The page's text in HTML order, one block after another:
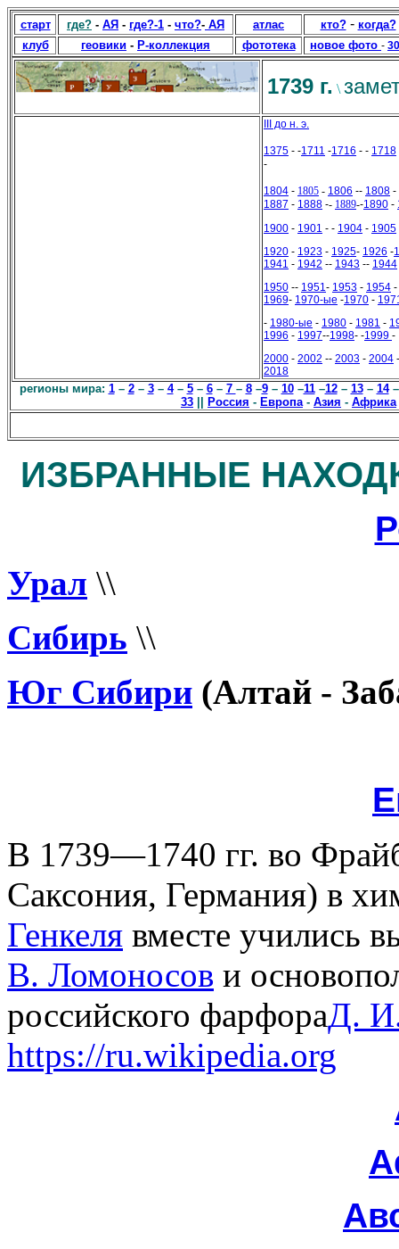
старт где? - АЯ - где?-1 - что?- АЯ атлас кто?- когда?
клуб
геовики - Р-коллекция фототека новое фото -
1739 г. \
III до н. э.
1375 - -1711 -1716 - - 1718
-
1804 - 1805 - 1806 -- 1808 -
1887 - 1888 -- 1889--1890 -
1900 - 1901 - - 1904 - 1905
1920 - 1923 - 1925- 1926 -
1941 - 1942 -- 1943 -- 1944
1950 -- 1951- 1953 - 1954 -
1969- 1970-ые -1970 -
- 1980-ые - 1980 - 1981 -
1996 - 1997--1998- -1999 -
2000 - 2002 -- 2003 - 2004
2018
регионы мира: 1– 2– 3– 4– 5– 6– 7 – 8–9– 10–11–12– 13– 14
33
Россия - Европа- Азия - Африка
ИЗБРАННЫЕ
Урал \\
Сибирь \\
Юг Сибири (Алтай -
В 1739—1740 гг. во
Саксония, Германия) в
Генкеля вместе учились
В. Ломоносов и
российского фарфораД.
https://ru.wikipedia.org